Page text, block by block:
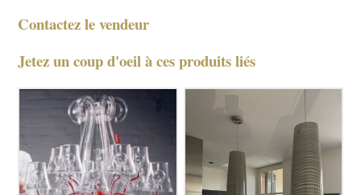
Contactez le vendeur
Jetez un coup d'oeil à ces produits liés